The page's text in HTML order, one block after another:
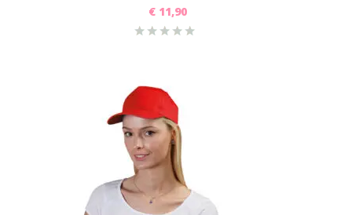
€ 11,90